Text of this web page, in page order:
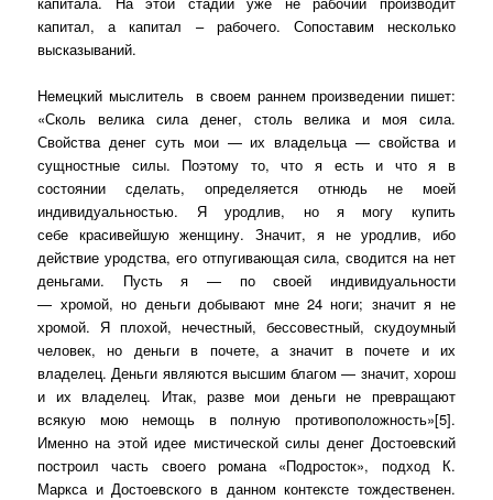
капитал, а капитал – рабочего. Сопоставим несколько
высказываний.
Немецкий мыслитель
в своем раннем произведении пишет:
«Сколь велика сила денег, столь велика и моя сила.
Свойства денег суть мои — их владельца — свойства и
сущностные силы. Поэтому то, что я есть и что я в
состоянии сделать, определяется отнюдь не моей
индивидуальностью. Я уродлив, но я могу купить
себе красивейшую женщину. Значит, я не уродлив, ибо
действие уродства, его отпугивающая сила, сводится на нет
деньгами. Пусть я — по своей индивидуальности
— хромой, но деньги добывают мне 24 ноги; значит я не
хромой. Я плохой, нечестный, бессовестный, скудоумный
человек, но деньги в почете, а значит в почете и их
владелец. Деньги являются высшим благом — значит, хорош
и их владелец. Итак, разве мои деньги не превращают
всякую мою немощь в полную противоположность»[5].
Именно на этой идее мистической силы денег Достоевский
построил часть своего романа «Подросток», подход К.
Маркса и Достоевского в данном контексте тождественен.